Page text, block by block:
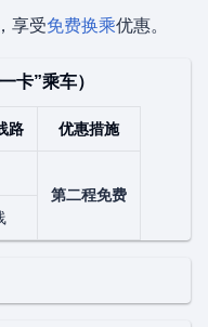
享受免费换乘优惠。
卡”乘车）
路 优惠措施
第二程免费